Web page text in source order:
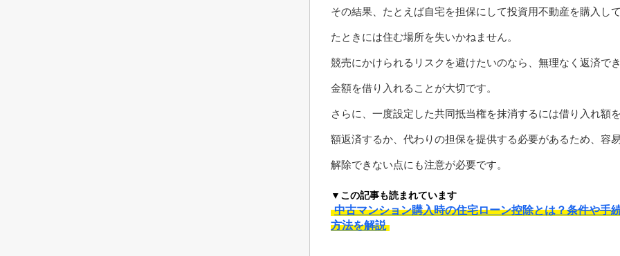
その結果、たとえば自宅を担保にして投資用不動産を購入し
たときには住む場所を失いかねません。
競売にかけられるリスクを避けたいのなら、無理なく返済で
金額を借り入れることが大切です。
さらに、一度設定した共同抵当権を抹消するには借り入れ額
額返済するか、代わりの担保を提供する必要があるため、容
解除できない点にも注意が必要です。
▼この記事も読まれています
中古マンション購入時の住宅ローン控除とは？条件や手
方法を解説